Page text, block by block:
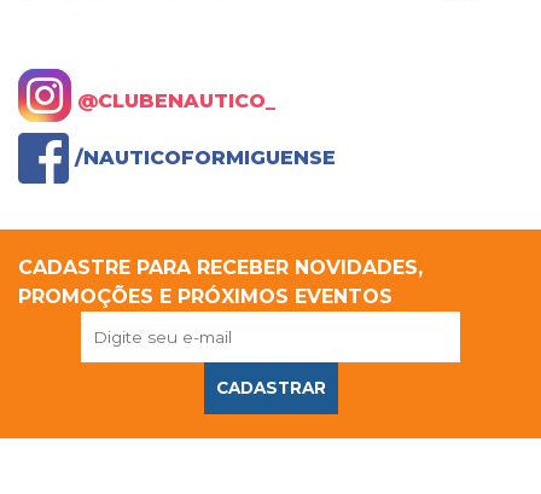
@CLUBENAUTICO_
/NAUTICOFORMIGUENSE
CADASTRE PARA RECEBER NOVIDADES,
PROMOÇÕES E PRÓXIMOS EVENTOS